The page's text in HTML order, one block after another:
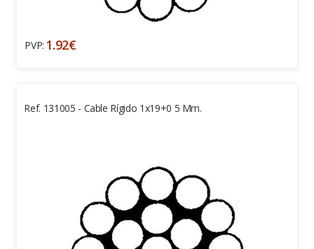
PVP: 1.92€
Ref. 131005 - Cable Rígido 1x19+0 5 Mm.